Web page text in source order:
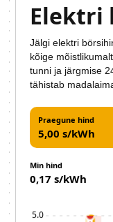
Elektri
Jälgi elektri
kõige
tunni ja järgmise
tähistab
Praegune hind
5,00 s/kWh
Min hind
0,17 s/kWh